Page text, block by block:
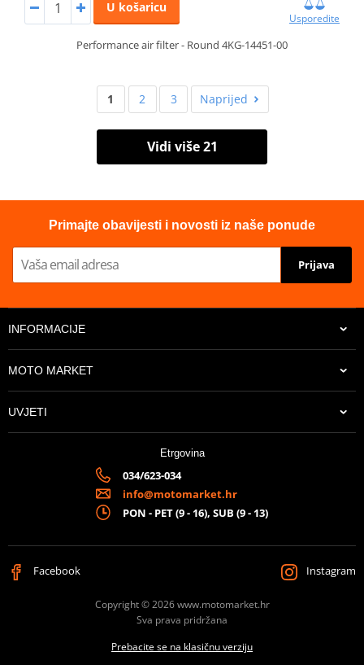
U košaricu
Usporedite
Performance air filter - Round 4KG-14451-00
1 2 3 Naprijed
Vidi više 21
Primajte obavijesti i novosti iz naše ponude
Prijava
INFORMACIJE
MOTO MARKET
UVJETI
Etrgovina
034/623-034
info@motomarket.hr
PON - PET (9 - 16), SUB (9 - 13)
Facebook Instagram
Copyright © 2026 www.motomarket.hr
Sva prava pridržana
Prebacite se na klasičnu verziju